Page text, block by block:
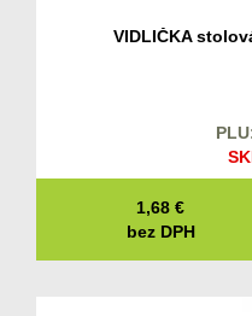
VIDLIČKA
1,68 €
bez DPH